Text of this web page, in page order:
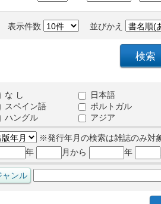
表示件数 並びかえ
な し
日本語
スペイン語
ポルトガル
ハングル
アジア
※発行年月の検索は雑誌のみ対
年
月から 年